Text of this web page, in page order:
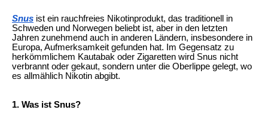
Snus ist ein rauchfreies Nikotinprodukt, das traditionell in
Schweden und Norwegen beliebt ist, aber in den letzten
Jahren zunehmend auch in anderen Ländern, insbesondere in
Europa, Aufmerksamkeit gefunden hat. Im Gegensatz zu
herkömmlichem Kautabak oder Zigaretten wird Snus nicht
verbrannt oder gekaut, sondern unter die Oberlippe gelegt, wo
es allmählich Nikotin abgibt.
1. Was ist Snus?